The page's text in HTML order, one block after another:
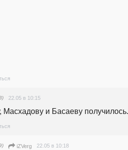
22.05 в 10:15
Масхадову и Басаеву
iZVerg 22.05 в 10:18